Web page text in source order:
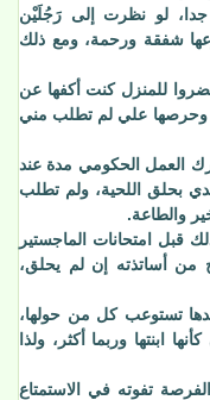
جدا، لو نظرت إلى رَجُلَيْن
شفقة ورحمة، ومع ذلك
للمنزل كنت أكفها عن
وحرصها علي لم تطلب مني
العمل الحكومي مدة عند
بحلق اللحية، ولم تطلب
والطاعة.
قبل امتحانات الماجستير
من أساتذته إن لم يحلق،
تستوعب كل من حولها،
وربما أكثر، ولذا
تفوته في الاستمتاع